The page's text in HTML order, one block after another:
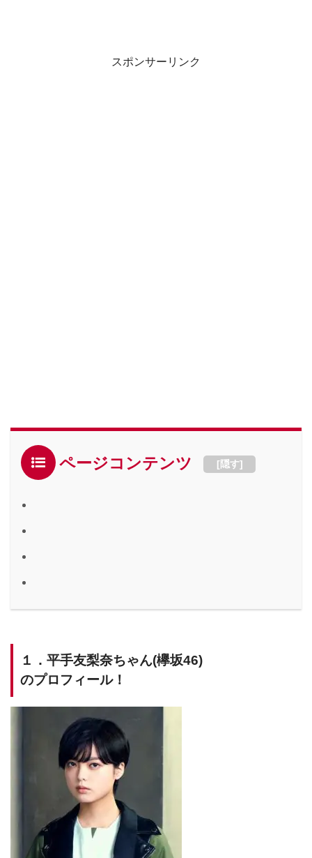
スポンサーリンク
ページコンテンツ [隠す]
１．平手友梨奈ちゃん(欅坂46)
のプロフィール！